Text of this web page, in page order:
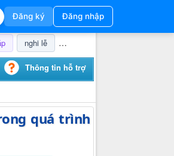
Đăng ký Đăng nhập
nghi lễ champa
Thông tin hỗ trợ
quá trình